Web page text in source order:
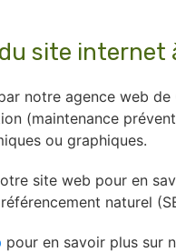
site internet
notre agence web
(maintenance
ou graphiques.
site web pour en
naturel
pour en savoir plus sur